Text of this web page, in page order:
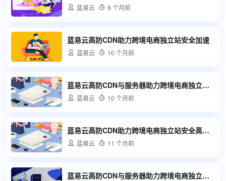
 蓝易云  9 个月前
蓝易云高防CDN助力跨境电商独立站安全加速
 蓝易云  10 个月前
蓝易云高防CDN与服务器助力跨境电商独立站稳定发展
 蓝易云  10 个月前
蓝易云高防CDN助力跨境电商独立站安全高效发展
 蓝易云  11 个月前
蓝易云高防CDN与服务器助力跨境电商独立站安全加速